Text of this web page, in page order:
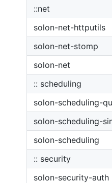
::net
solon-net-httputils
solon-net-stomp
solon-net
:: scheduling
solon-scheduling-
solon-scheduling-
solon-scheduling
:: security
solon-security-auth